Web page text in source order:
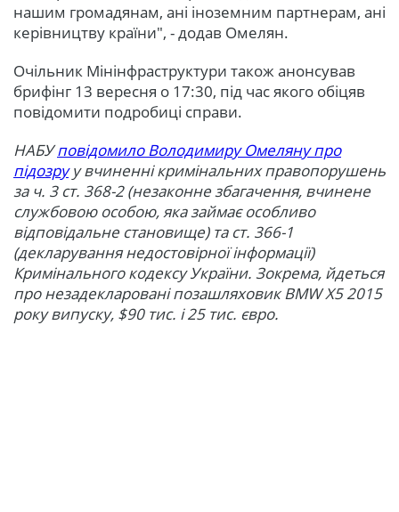
нашим громадянам, ані іноземним партнерам, ані
керівництву країни", - додав Омелян.
Очільник Мінінфраструктури також анонсував
брифінг 13 вересня о 17:30, під час якого обіцяв
повідомити подробиці справи.
НАБУповідомило Володимиру Омеляну про
підозруу вчиненні кримінальних правопорушень
за ч. 3 ст. 368-2 (незаконне збагачення, вчинене
службовою особою, яка займає особливо
відповідальне становище) та ст. 366-1
(декларування недостовірної інформації)
Кримінального кодексу України. Зокрема, йдеться
про незадекларовані позашляховик BMW X5 2015
року випуску, $90 тис. і 25 тис. євро.